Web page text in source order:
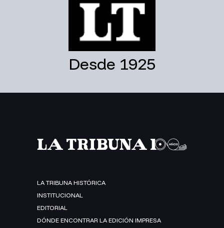
Desde 1925
LA TRIBUNA HISTÓRICA
INSTITUCIONAL
EDITORIAL
DÓNDE ENCONTRAR LA EDICIÓN IMPRESA